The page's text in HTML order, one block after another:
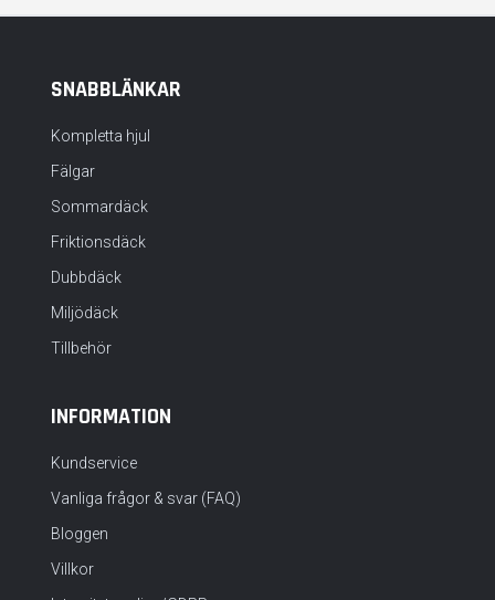
SNABBLÄNKAR
Kompletta hjul
Fälgar
Sommardäck
Friktionsdäck
Dubbdäck
Miljödäck
Tillbehör
INFORMATION
Kundservice
Vanliga frågor & svar (FAQ)
Bloggen
Villkor